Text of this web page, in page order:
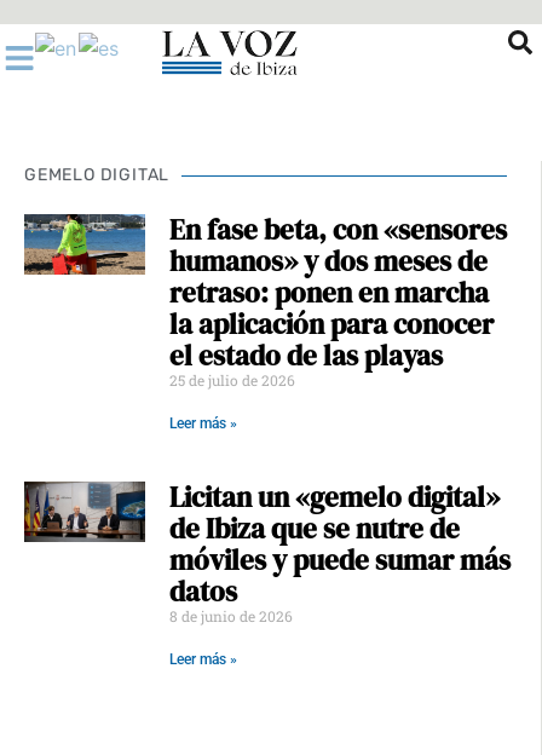
al
contenido
GEMELO DIGITAL
En fase beta, con «sensores
humanos» y dos meses de
retraso: ponen en marcha
la aplicación para conocer
el estado de las playas
25 de julio de 2026
Leer más »
Licitan un «gemelo digital»
de Ibiza que se nutre de
móviles y puede sumar más
datos
8 de junio de 2026
Leer más »